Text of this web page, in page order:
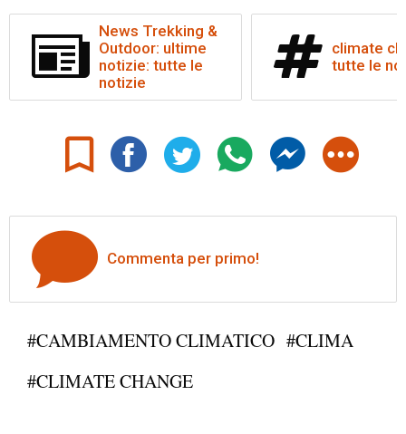
News Trekking &
Outdoor: ultime
notizie: tutte le
notizie
climate
tutte le
Commenta per primo!
#CAMBIAMENTO CLIMATICO #CLIMA
#CLIMATE CHANGE